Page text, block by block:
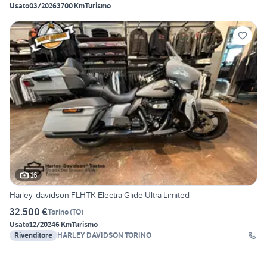
Usato03/20263700 KmTurismo
16
Harley-davidson FLHTK Electra Glide Ultra Limited
32.500 €Torino(TO)
Usato12/20246 KmTurismo
Rivenditore HARLEY DAVIDSON TORINO